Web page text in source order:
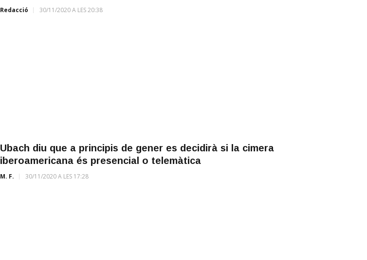
Redacció 30/11/2020 A LES 20:38
Ubach diu que a principis de gener es decidirà si la cimera
iberoamericana és presencial o telemàtica
M. F. 30/11/2020 A LES 17:28